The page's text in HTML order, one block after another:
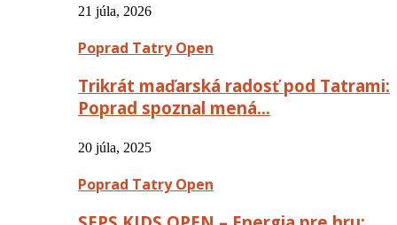
21 júla, 2026
Poprad Tatry Open
Trikrát maďarská radosť pod Tatrami:
Poprad spoznal mená…
20 júla, 2025
Poprad Tatry Open